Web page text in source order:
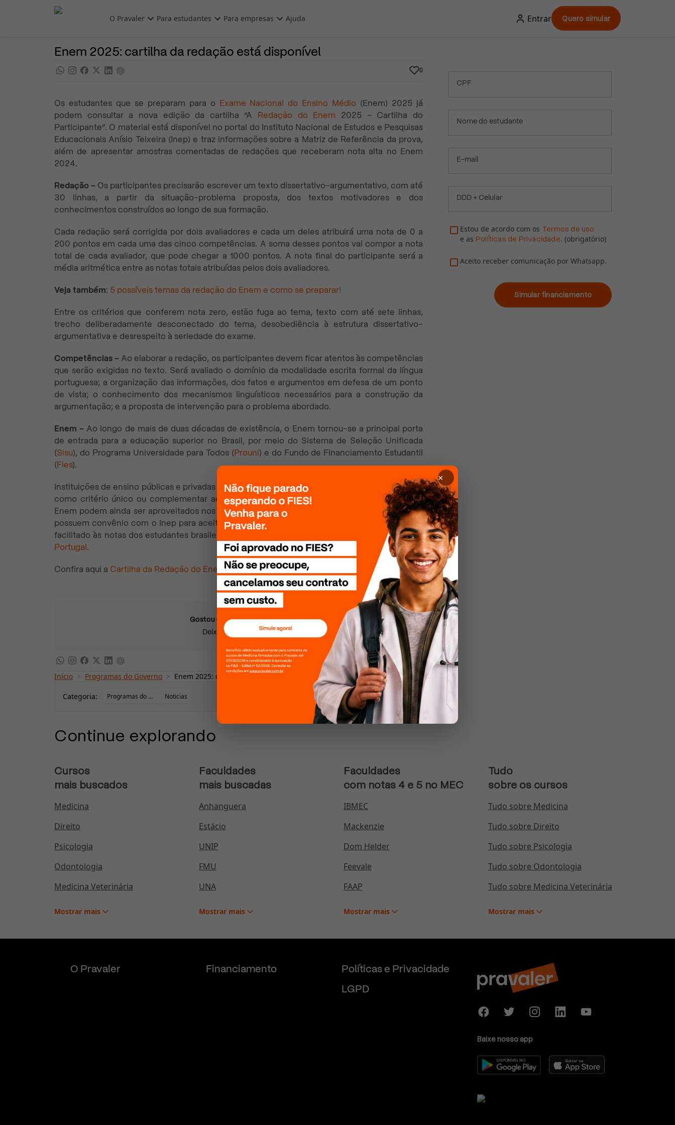
Pular para o conteúdo principal
O Pravaler Para estudantes Para empresas Ajuda Entrar Quero simular
Enem 2025: cartilha da redação está disponível
0
CPF
Nome do estudante
E-mail
DDD + Celular
Estou de acordo com os Termos de uso
e as Políticas de Privacidade. (obrigatório)
Aceito receber comunicação por Whatsapp.
Simular financiamento
Os estudantes que se preparam para o Exame Nacional do Ensino Médio (Enem) 2025 já
podem consultar a nova edição da cartilha “A Redação do Enem 2025 – Cartilha do
Participante”. O material está disponível no portal do Instituto Nacional de Estudos e Pesquisas
Educacionais Anísio Teixeira (Inep) e traz informações sobre a Matriz de Referência da prova,
além de apresentar amostras comentadas de redações que receberam nota alta no Enem
2024.
Redação – Os participantes precisarão escrever um texto dissertativo-argumentativo, com até
30 linhas, a partir da situação-problema proposta, dos textos motivadores e dos
conhecimentos construídos ao longo de sua formação.
Cada redação será corrigida por dois avaliadores e cada um deles atribuirá uma nota de 0 a
200 pontos em cada uma das cinco competências. A soma desses pontos vai compor a nota
total de cada avaliador, que pode chegar a 1000 pontos. A nota final do participante será a
média aritmética entre as notas totais atribuídas pelos dois avaliadores.
Veja também: 5 possíveis temas da redação do Enem e como se preparar!
Entre os critérios que conferem nota zero, estão fuga ao tema, texto com até sete linhas,
trecho deliberadamente desconectado do tema, desobediência à estrutura dissertativo-
argumentativa e desrespeito à seriedade do exame.
Competências – Ao elaborar a redação, os participantes devem ficar atentos às competências
que serão exigidas no texto. Será avaliado o domínio da modalidade escrita formal da língua
portuguesa; a organização das informações, dos fatos e argumentos em defesa de um ponto
de vista; o conhecimento dos mecanismos linguísticos necessários para a construção da
argumentação; e a proposta de intervenção para o problema abordado.
Enem – Ao longo de mais de duas décadas de existência, o Enem tornou-se a principal porta
de entrada para a educação superior no Brasil, por meio do Sistema de Seleção Unificada
(Sisu), do Programa Universidade para Todos (Prouni) e do Fundo de Financiamento Estudantil
(Fies).
Instituições de ensino públicas e privadas também utilizam o Enem para selecionar estudantes,
como critério único ou complementar aos processos seletivos. Os resultados individuais do
Enem podem ainda ser aproveitados nos processos seletivos de instituições portuguesas que
possuem convênio com o Inep para aceitar as notas do exame. Os acordos garantem acesso
facilitado às notas dos estudantes brasileiros interessados em cursar a
educação superior em
Portugal.
Confira aqui a Cartilha da Redação do Enem 2025!
Gostou do conteúdo?
Deixe uma curtida:
0
Início > Programas do Governo > Enem 2025: cartilha da redação está disponível
Categoria: Programas do Governo Noticias
Continue explorando
Cursos
mais buscados
Medicina
Direito
Psicologia
Odontologia
Medicina Veterinária
Mostrar mais
Faculdades
mais buscadas
Anhanguera
Estácio
UNIP
FMU
UNA
Mostrar mais
Faculdades
com notas 4 e 5 no MEC
IBMEC
Mackenzie
Dom Helder
Feevale
FAAP
Mostrar mais
Tudo
sobre os cursos
Tudo sobre Medicina
Tudo sobre Direito
Tudo sobre Psicologia
Tudo sobre Odontologia
Tudo sobre Medicina Veterinária
Mostrar mais
O Pravaler Financiamento
Políticas e Privacidade
LGPD
Baixe nosso app
×